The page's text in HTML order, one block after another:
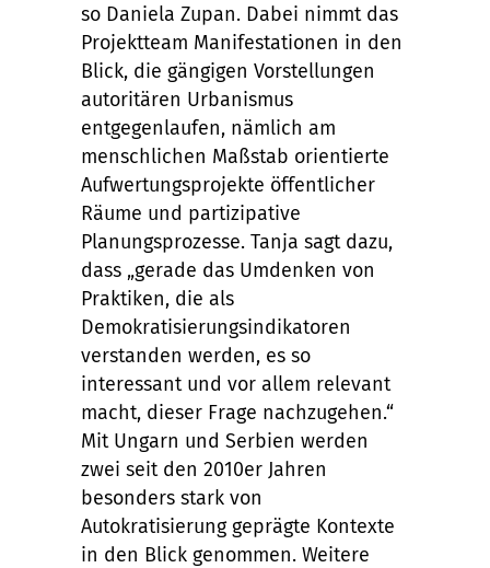
so Daniela Zupan. Dabei nimmt das
Projektteam Manifestationen in den
Blick, die gängigen Vorstellungen
autoritären Urbanismus
entgegenlaufen, nämlich am
menschlichen Maßstab orientierte
Aufwertungsprojekte öffentlicher
Räume und partizipative
Planungsprozesse. Tanja sagt dazu,
dass „gerade das Umdenken von
Praktiken, die als
Demokratisierungsindikatoren
verstanden werden, es so
interessant und vor allem relevant
macht, dieser Frage nachzugehen.“
Mit Ungarn und Serbien werden
zwei seit den 2010er Jahren
besonders stark von
Autokratisierung geprägte Kontexte
in den Blick genommen. Weitere